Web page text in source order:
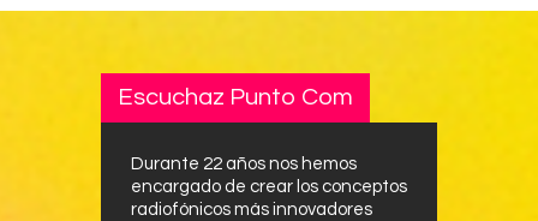
Escuchaz Punto Com
Durante 22 años nos hemos
encargado de crear los conceptos
radiofónicos más innovadores